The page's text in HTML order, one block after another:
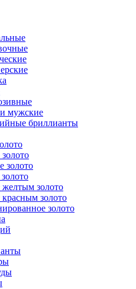
мужские
бриллианты
золото
желтым золото
красным золото
золото